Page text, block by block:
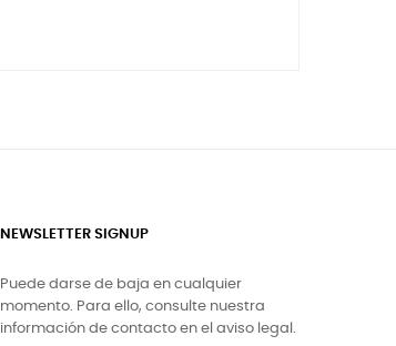
NEWSLETTER SIGNUP
Puede darse de baja en cualquier
momento. Para ello, consulte nuestra
información de contacto en el aviso legal.